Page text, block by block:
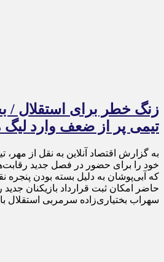
زنگ خطر برای استقلال /
تیمی پر از ضعف وارد
به گزارش اقتصاد آنلاین به نقل از مهر،
خود را برای حضور در فصل جدید
که آبی‌پوشان به دلیل بسته بودن پنجره
حاضر امکان ثبت قرارداد بازیکنان جدید
سهراب بختیاری‌زاده سرمربی استقلال